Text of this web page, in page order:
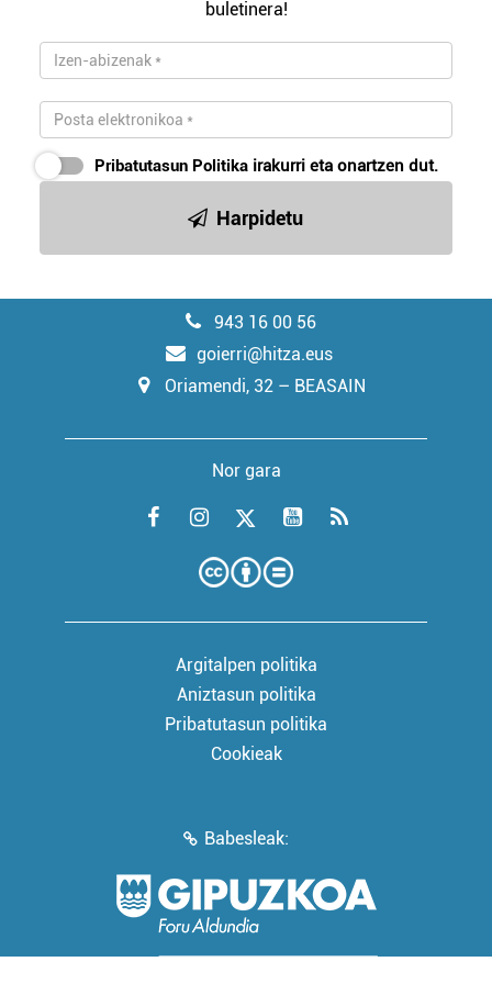
buletinera!
Pribatutasun Politika irakurri eta onartzen dut.
Harpidetu
943 16 00 56
goierri@hitza.eus
Oriamendi, 32 – BEASAIN
Nor gara
Argitalpen politika
Aniztasun politika
Pribatutasun politika
Cookieak
Babesleak: